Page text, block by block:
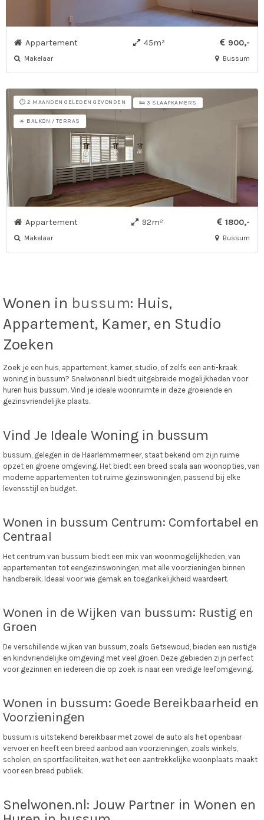
Appartement 45m² 900,-
Makelaar Bussum
⏱️ 2 MAANDEN GELEDEN GEVONDEN 🛌 3 SLAAPKAMERS
☀️ BALKON / TERRAS
Appartement 92m² 1800,-
Makelaar Bussum
Wonen in bussum: Huis,
Appartement, Kamer, en Studio
Zoeken
Zoek je een huis, appartement, kamer, studio, of zelfs een anti-kraak
woning in bussum? Snelwonen.nl biedt uitgebreide mogelijkheden voor
huren huis bussum. Vind je ideale woonruimte in deze groeiende en
gezinsvriendelijke plaats.
Vind Je Ideale Woning in bussum
bussum, gelegen in de Haarlemmermeer, staat bekend om zijn ruime
opzet en groene omgeving. Het biedt een breed scala aan woonopties, van
moderne appartementen tot ruime gezinswoningen, passend bij elke
levensstijl en budget.
Wonen in bussum Centrum: Comfortabel en
Centraal
Het centrum van bussum biedt een mix van woonmogelijkheden, van
appartementen tot eengezinswoningen, met alle voorzieningen binnen
handbereik. Ideaal voor wie gemak en toegankelijkheid waardeert.
Wonen in de Wijken van bussum: Rustig en
Groen
De verschillende wijken van bussum, zoals Getsewoud, bieden een rustige
en kindvriendelijke omgeving met veel groen. Deze gebieden zijn perfect
voor gezinnen en iedereen die op zoek is naar een vredige leefomgeving.
Wonen in bussum: Goede Bereikbaarheid en
Voorzieningen
bussum is uitstekend bereikbaar met zowel de auto als het openbaar
vervoer en heeft een breed aanbod aan voorzieningen, zoals winkels,
scholen, en sportfaciliteiten, wat het een aantrekkelijke woonplaats maakt
voor een breed publiek.
Snelwonen.nl: Jouw Partner in Wonen en